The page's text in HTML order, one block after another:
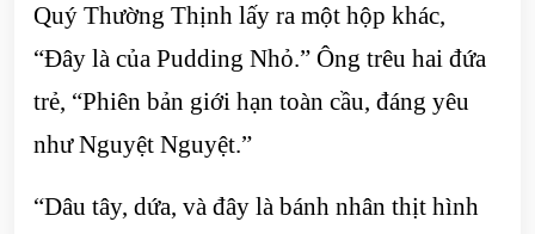
Quý Thường Thịnh lấy ra một hộp khác,
“Đây là của Pudding Nhỏ.” Ông trêu hai đứa
trẻ, “Phiên bản giới hạn toàn cầu, đáng yêu
như Nguyệt Nguyệt.”
“Dâu tây, dứa, và đây là bánh nhân thịt hình